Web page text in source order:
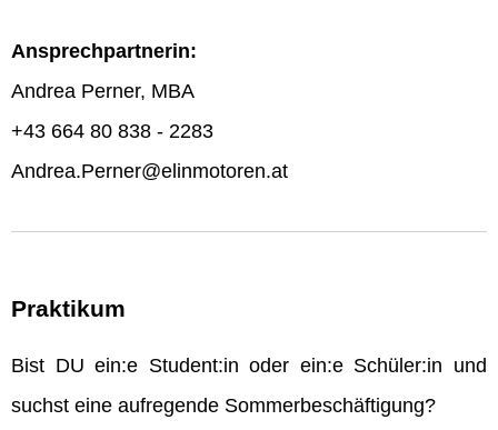
Ansprechpartnerin:
Andrea Perner, MBA
+43 664 80 838 - 2283
Andrea.Perner@elinmotoren.at
Praktikum
Bist DU ein:e Student:in oder ein:e Schüler:in und
suchst eine aufregende Sommerbeschäftigung?